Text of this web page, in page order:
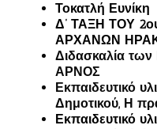
Τοκατλή Ευνίκη
Δ’ ΤΑΞΗ ΤΟΥ
ΑΡΧΑΝΩΝ
Διδασκαλία
ΑΡΝΟΣ
Εκπαιδευτικό
Δημοτικού, Η
Εκπαιδευτικό